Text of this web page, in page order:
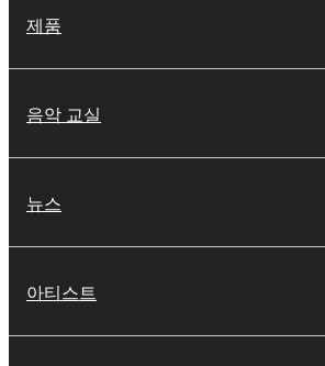
제품
음악 교실
뉴스
아티스트